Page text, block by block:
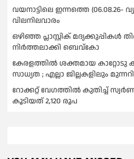
വയനാട്ടിലെ ഇന്നത്തെ (06.08.26-
വിലനിലവാരം
ഒഴിഞ്ഞ പ്ലാസ്റ്റിക് മദ്യക്കുപ്പികള്‍
നിര്‍ത്തലാക്കി ബെവ്കോ
കേരളത്തിൽ ശക്തമായ കാറ്റോടു
സാധ്യത ; എല്ലാ ജില്ലകളിലും
റോക്കറ്റ് വേഗത്തില്‍ കുതിച്ച്
കൂടിയത് 2,120 രൂപ